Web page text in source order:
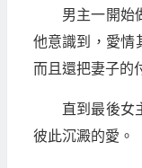
男主一開始
他意識到，愛情
而且還把妻子的
直到最後女
彼此沉澱的愛。